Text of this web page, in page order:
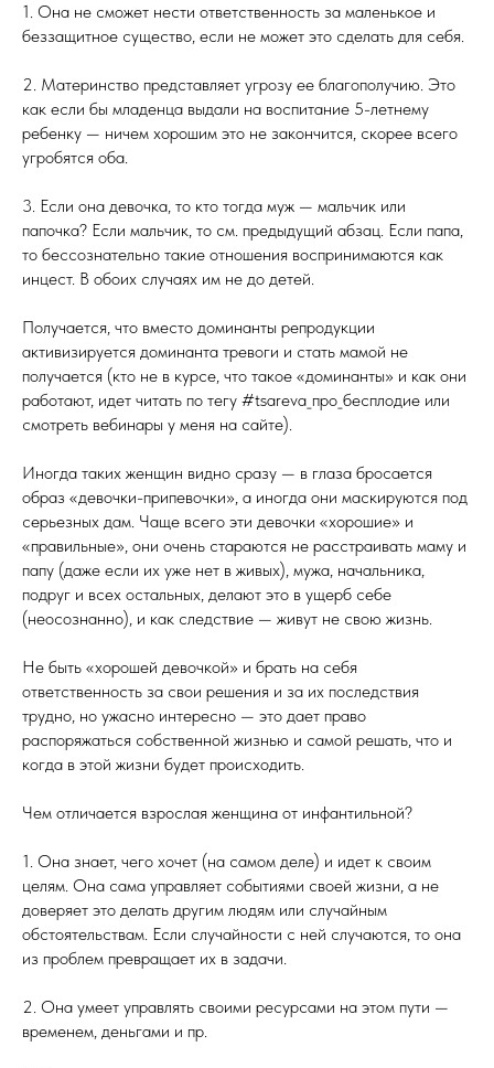
1. Она не сможет нести ответственность за маленькое и
беззащитное существо, если не может это сделать для себя.
2. Материнство представляет угрозу ее благополучию. Это
как если бы младенца выдали на воспитание 5-летнему
ребенку — ничем хорошим это не закончится, скорее всего
угробятся оба.
3. Если она девочка, то кто тогда муж — мальчик или
папочка? Если мальчик, то см. предыдущий абзац. Если папа,
то бессознательно такие отношения воспринимаются как
инцест. В обоих случаях им не до детей.
Получается, что вместо доминанты репродукции
активизируется доминанта тревоги и стать мамой не
получается (кто не в курсе, что такое «доминанты» и как они
работают, идет читать по тегу #tsareva_про_бесплодие или
смотреть вебинары у меня на сайте).
Иногда таких женщин видно сразу — в глаза бросается
образ «девочки-припевочки», а иногда они маскируются под
серьезных дам. Чаще всего эти девочки «хорошие» и
«правильные», они очень стараются не расстраивать маму и
папу (даже если их уже нет в живых), мужа, начальника,
подруг и всех остальных, делают это в ущерб себе
(неосознанно), и как следствие — живут не свою жизнь.
Не быть «хорошей девочкой» и брать на себя
ответственность за свои решения и за их последствия
трудно, но ужасно интересно — это дает право
распоряжаться собственной жизнью и самой решать, что и
когда в этой жизни будет происходить.
Чем отличается взрослая женщина от инфантильной?
1. Она знает, чего хочет (на самом деле) и идет к своим
целям. Она сама управляет событиями своей жизни, а не
доверяет это делать другим людям или случайным
обстоятельствам. Если случайности с ней случаются, то она
из проблем превращает их в задачи.
2. Она умеет управлять своими ресурсами на этом пути —
временем, деньгами и пр.